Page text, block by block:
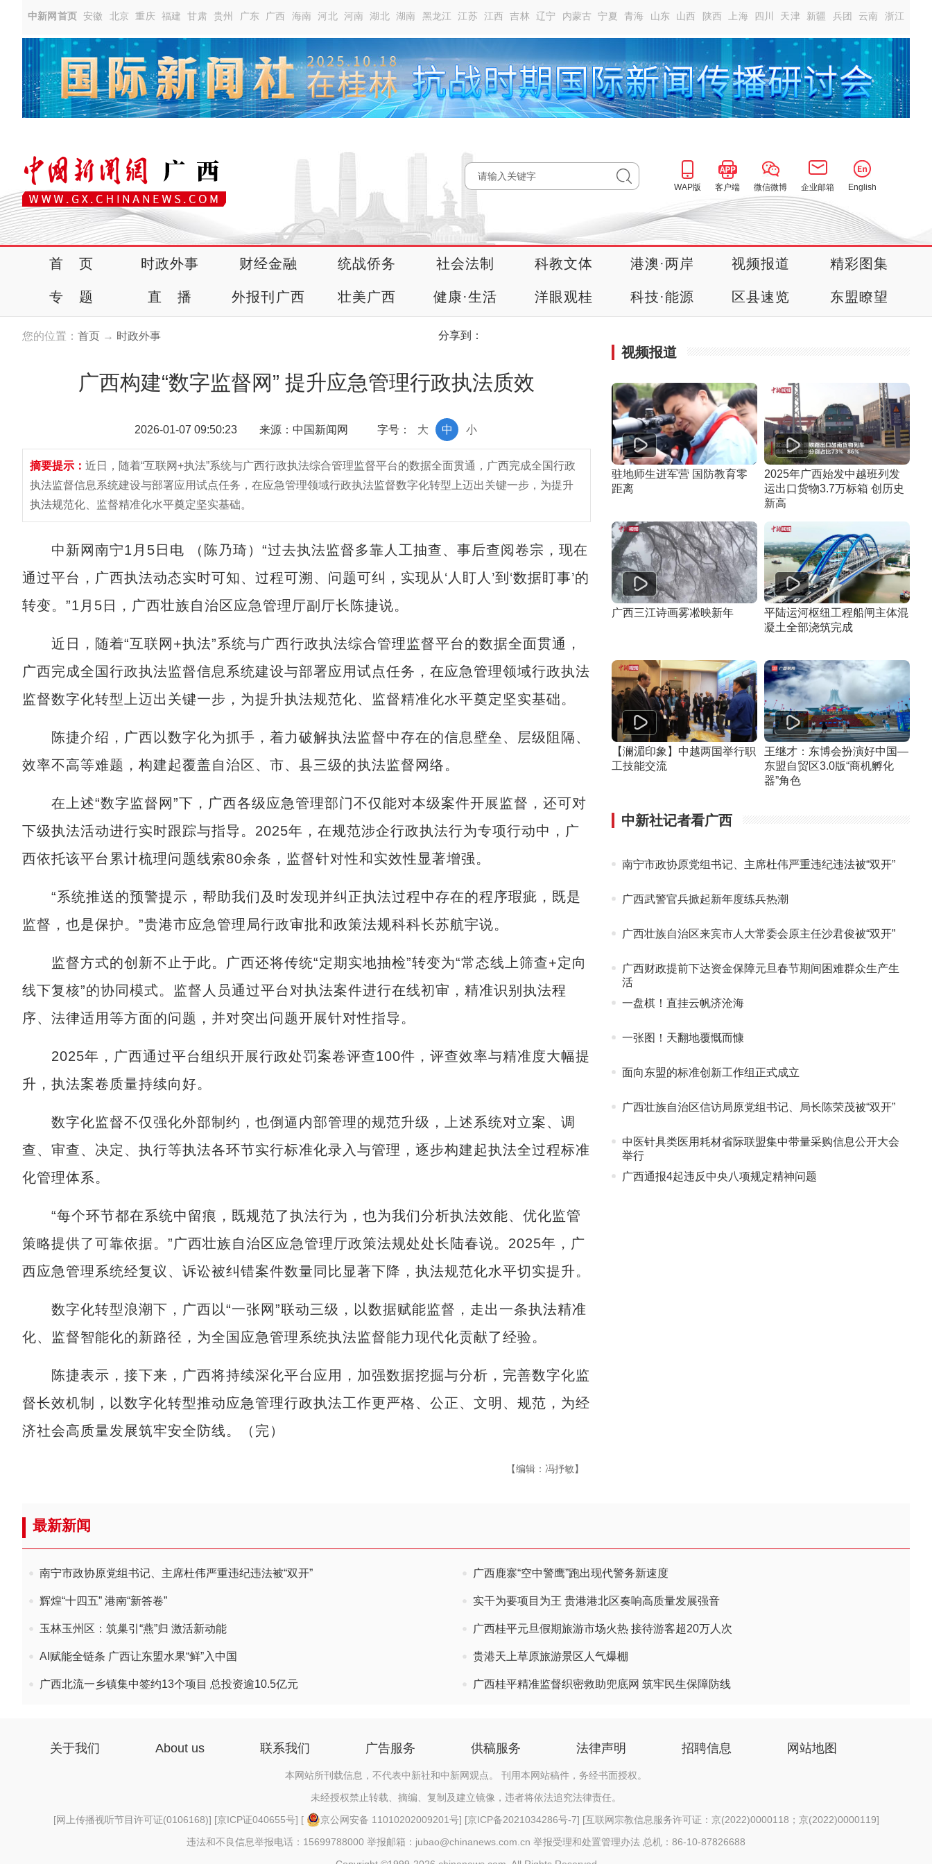
中新网首页 安徽 北京 重庆 福建 甘肃 贵州 广东 广西 海南 河北 河南 湖北 湖南 黑龙江 江苏 江西 吉林 辽宁 内蒙古 宁夏 青海 山东 山西 陕西 上海 四川 天津 新疆 兵团 云南 浙江
WAP版 客户端 微信微博 企业邮箱 English
首 页 时政外事 财经金融 统战侨务 社会法制 科教文体 港澳·两岸 视频报道 精彩图集
专 题 直 播 外报刊广西 壮美广西 健康·生活 洋眼观桂 科技·能源 区县速览 东盟瞭望
您的位置： 首页 → 时政外事 分享到：
广西构建“数字监督网” 提升应急管理行政执法质效
2026-01-07 09:50:23 来源：中国新闻网 字号： 小
中
大
摘要提示： 近日，随着“互联网+执法”系统与广西行政执法综合管理监督平台的数据全面贯通，广西完成全国行政
执法监督信息系统建设与部署应用试点任务，在应急管理领域行政执法监督数字化转型上迈出关键一步，为提升
执法规范化、监督精准化水平奠定坚实基础。
中新网南宁1月5日电 （陈乃琦）“过去执法监督多靠人工抽查、事后查阅卷宗，现在
通过平台，广西执法动态实时可知、过程可溯、问题可纠，实现从‘人盯人’到‘数据盯事’的
转变。”1月5日，广西壮族自治区应急管理厅副厅长陈捷说。
近日，随着“互联网+执法”系统与广西行政执法综合管理监督平台的数据全面贯通，
广西完成全国行政执法监督信息系统建设与部署应用试点任务，在应急管理领域行政执法
监督数字化转型上迈出关键一步，为提升执法规范化、监督精准化水平奠定坚实基础。
陈捷介绍，广西以数字化为抓手，着力破解执法监督中存在的信息壁垒、层级阻隔、
效率不高等难题，构建起覆盖自治区、市、县三级的执法监督网络。
在上述“数字监督网”下，广西各级应急管理部门不仅能对本级案件开展监督，还可对
下级执法活动进行实时跟踪与指导。2025年，在规范涉企行政执法行为专项行动中，广
西依托该平台累计梳理问题线索80余条，监督针对性和实效性显著增强。
“系统推送的预警提示，帮助我们及时发现并纠正执法过程中存在的程序瑕疵，既是
监督，也是保护。”贵港市应急管理局行政审批和政策法规科科长苏航宇说。
监督方式的创新不止于此。广西还将传统“定期实地抽检”转变为“常态线上筛查+定向
线下复核”的协同模式。监督人员通过平台对执法案件进行在线初审，精准识别执法程
序、法律适用等方面的问题，并对突出问题开展针对性指导。
2025年，广西通过平台组织开展行政处罚案卷评查100件，评查效率与精准度大幅提
升，执法案卷质量持续向好。
数字化监督不仅强化外部制约，也倒逼内部管理的规范升级，上述系统对立案、调
查、审查、决定、执行等执法各环节实行标准化录入与管理，逐步构建起执法全过程标准
化管理体系。
“每个环节都在系统中留痕，既规范了执法行为，也为我们分析执法效能、优化监管
策略提供了可靠依据。”广西壮族自治区应急管理厅政策法规处处长陆春说。2025年，广
西应急管理系统经复议、诉讼被纠错案件数量同比显著下降，执法规范化水平切实提升。
数字化转型浪潮下，广西以“一张网”联动三级，以数据赋能监督，走出一条执法精准
化、监督智能化的新路径，为全国应急管理系统执法监督能力现代化贡献了经验。
陈捷表示，接下来，广西将持续深化平台应用，加强数据挖掘与分析，完善数字化监
督长效机制，以数字化转型推动应急管理行政执法工作更严格、公正、文明、规范，为经
济社会高质量发展筑牢安全防线。（完）
【编辑：冯抒敏】
视频报道
驻地师生进军营 国防教育零
距离
2025年广西始发中越班列发
运出口货物3.7万标箱 创历史
新高
广西三江诗画雾凇映新年
平陆运河枢纽工程船闸主体混
凝土全部浇筑完成
【澜湄印象】中越两国举行职
工技能交流
王继才：东博会扮演好中国—
东盟自贸区3.0版“商机孵化
器”角色
中新社记者看广西
南宁市政协原党组书记、主席杜伟严重违纪违法被“双开”
广西武警官兵掀起新年度练兵热潮
广西壮族自治区来宾市人大常委会原主任沙君俊被“双开”
广西财政提前下达资金保障元旦春节期间困难群众生产生
活
一盘棋！直挂云帆济沧海
一张图！天翻地覆慨而慷
面向东盟的标准创新工作组正式成立
广西壮族自治区信访局原党组书记、局长陈荣茂被“双开”
中医针具类医用耗材省际联盟集中带量采购信息公开大会
举行
广西通报4起违反中央八项规定精神问题
最新新闻
南宁市政协原党组书记、主席杜伟严重违纪违法被“双开” 广西鹿寨“空中警鹰”跑出现代警务新速度
辉煌“十四五” 港南“新答卷” 实干为要项目为王 贵港港北区奏响高质量发展强音
玉林玉州区：筑巢引“燕”归 激活新动能 广西桂平元旦假期旅游市场火热 接待游客超20万人次
AI赋能全链条 广西让东盟水果“鲜”入中国 贵港天上草原旅游景区人气爆棚
广西北流一乡镇集中签约13个项目 总投资逾10.5亿元 广西桂平精准监督织密救助兜底网 筑牢民生保障防线
关于我们 About us 联系我们 广告服务 供稿服务 法律声明 招聘信息 网站地图
本网站所刊载信息，不代表中新社和中新网观点。 刊用本网站稿件，务经书面授权。
未经授权禁止转载、摘编、复制及建立镜像，违者将依法追究法律责任。
[网上传播视听节目许可证(0106168)] [京ICP证040655号] [ 京公网安备 11010202009201号] [京ICP备2021034286号-7] [互联网宗教信息服务许可证：京(2022)0000118；京(2022)0000119]
违法和不良信息举报电话：15699788000 举报邮箱：jubao@chinanews.com.cn 举报受理和处置管理办法 总机：86-10-87826688